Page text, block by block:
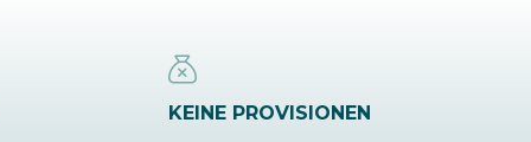
KEINE PROVISIONEN